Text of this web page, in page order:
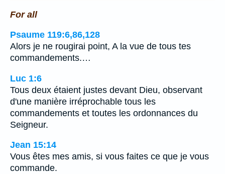
For all
Psaume 119:6,86,128
Alors je ne rougirai point, A la vue de tous tes
commandements.…
Luc 1:6
Tous deux étaient justes devant Dieu, observant
d'une manière irréprochable tous les
commandements et toutes les ordonnances du
Seigneur.
Jean 15:14
Vous êtes mes amis, si vous faites ce que je vous
commande.